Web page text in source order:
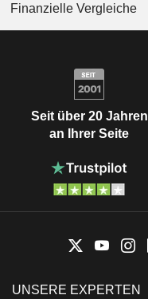
Finanzielle Vergleiche
Seit über 20 Jahren
an Ihrer Seite
UNSERE EXPERTEN